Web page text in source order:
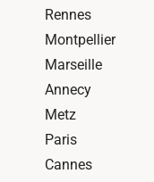
Rennes
Montpellier
Marseille
Annecy
Metz
Paris
Cannes